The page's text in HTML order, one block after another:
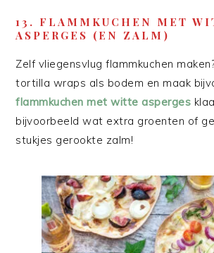
13. FLAMMKUCHEN MET
ASPERGES (EN ZALM)
Zelf vliegensvlug flammkuchen
tortilla wraps als bodem en maak
flammkuchen met witte asperges
bijvoorbeeld wat extra groenten of
stukjes gerookte zalm!